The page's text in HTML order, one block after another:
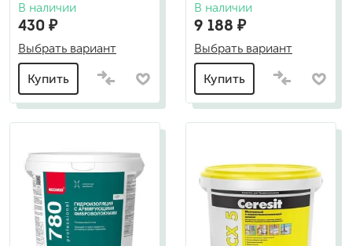
В наличии
430 ₽
Выбрать вариант
Купить
В наличии
9 188 ₽
Выбрать вариант
Купить